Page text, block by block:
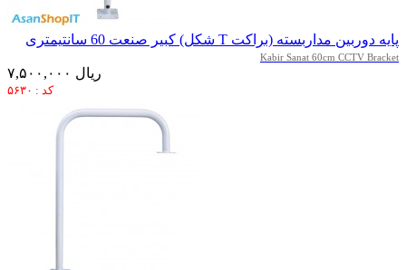
پایه دوربین مداربسته (براکت T شکل) کبیر صنعت 60 سانتیمتری
Kabir Sanat 60cm CCTV Bracket
۷,۵۰۰,۰۰۰ ریال
کد : ۵۶۳۰